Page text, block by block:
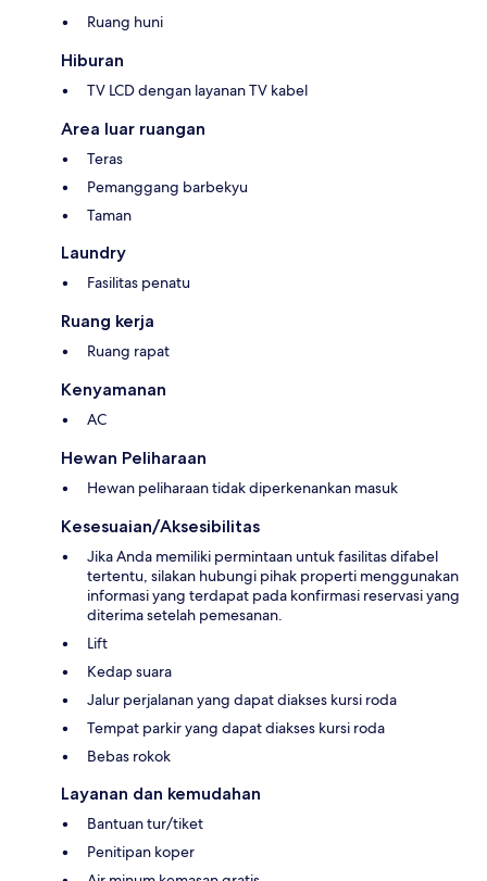
Ruang huni
Hiburan
TV LCD dengan layanan TV kabel
Area luar ruangan
Teras
Pemanggang barbekyu
Taman
Laundry
Fasilitas penatu
Ruang kerja
Ruang rapat
Kenyamanan
AC
Hewan Peliharaan
Hewan peliharaan tidak diperkenankan masuk
Kesesuaian/Aksesibilitas
Jika Anda memiliki permintaan untuk fasilitas difabel
tertentu, silakan hubungi pihak properti menggunakan
informasi yang terdapat pada konfirmasi reservasi yang
diterima setelah pemesanan.
Lift
Kedap suara
Jalur perjalanan yang dapat diakses kursi roda
Tempat parkir yang dapat diakses kursi roda
Bebas rokok
Layanan dan kemudahan
Bantuan tur/tiket
Penitipan koper